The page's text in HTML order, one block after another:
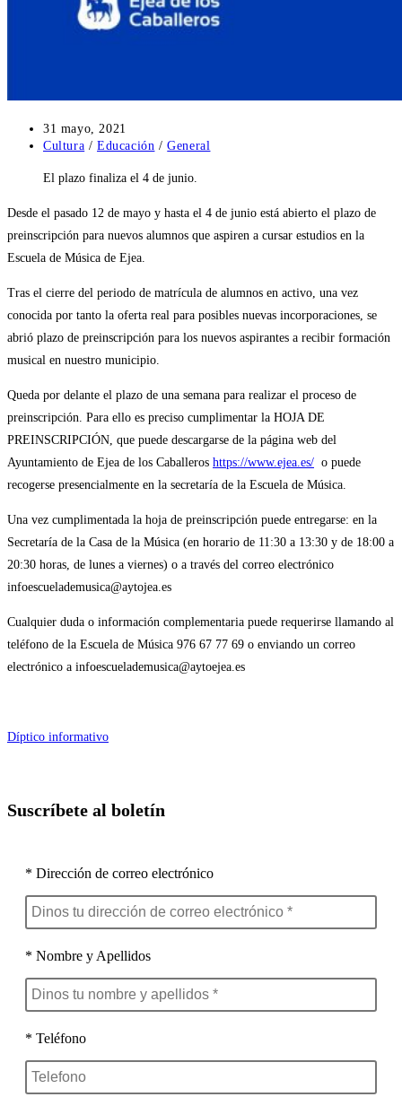
Publicación
de
entrada:
31 mayo, 2021
Categoría
la
Cultura / Educación / General
El plazo finaliza el 4 de junio.
Desde el pasado 12 de mayo y hasta el 4 de junio está abierto el plazo de
preinscripción para nuevos alumnos que aspiren a cursar estudios en la
Escuela de Música de Ejea.
Tras el cierre del periodo de matrícula de alumnos en activo, una vez
conocida por tanto la oferta real para posibles nuevas incorporaciones, se
abrió plazo de preinscripción para los nuevos aspirantes a recibir formación
musical en nuestro municipio.
Queda por delante el plazo de una semana para realizar el proceso de
preinscripción. Para ello es preciso cumplimentar la HOJA DE
PREINSCRIPCIÓN, que puede descargarse de la página web del
Ayuntamiento de Ejea de los Caballeros https://www.ejea.es/ o puede
recogerse presencialmente en la secretaría de la Escuela de Música.
Una vez cumplimentada la hoja de preinscripción puede entregarse: en la
Secretaría de la Casa de la Música (en horario de 11:30 a 13:30 y de 18:00 a
20:30 horas, de lunes a viernes) o a través del correo electrónico
infoescuelademusica@aytojea.es
Cualquier duda o información complementaria puede requerirse llamando al
teléfono de la Escuela de Música 976 67 77 69 o enviando un correo
electrónico a infoescuelademusica@aytoejea.es
Díptico informativo
Suscríbete al boletín
* Dirección de correo electrónico
* Nombre y Apellidos
* Teléfono